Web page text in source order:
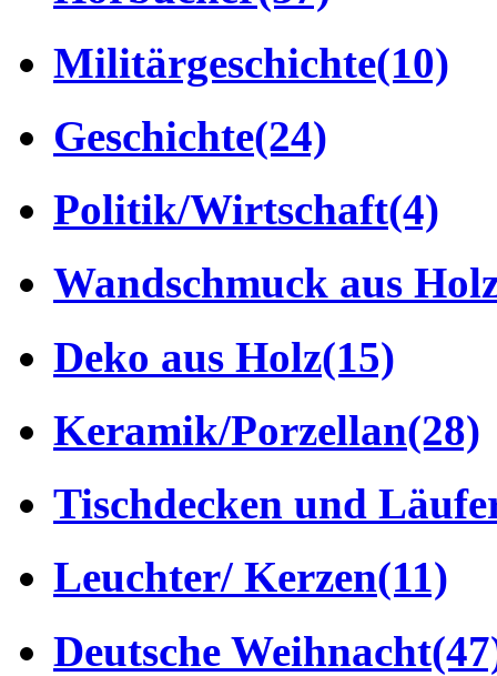
Militärgeschichte(10)
Geschichte(24)
Politik/Wirtschaft(4)
Wandschmuck aus
Deko aus Holz(15)
Keramik/Porzellan(28)
Tischdecken und
Leuchter/ Kerzen(11)
Deutsche Weihnacht